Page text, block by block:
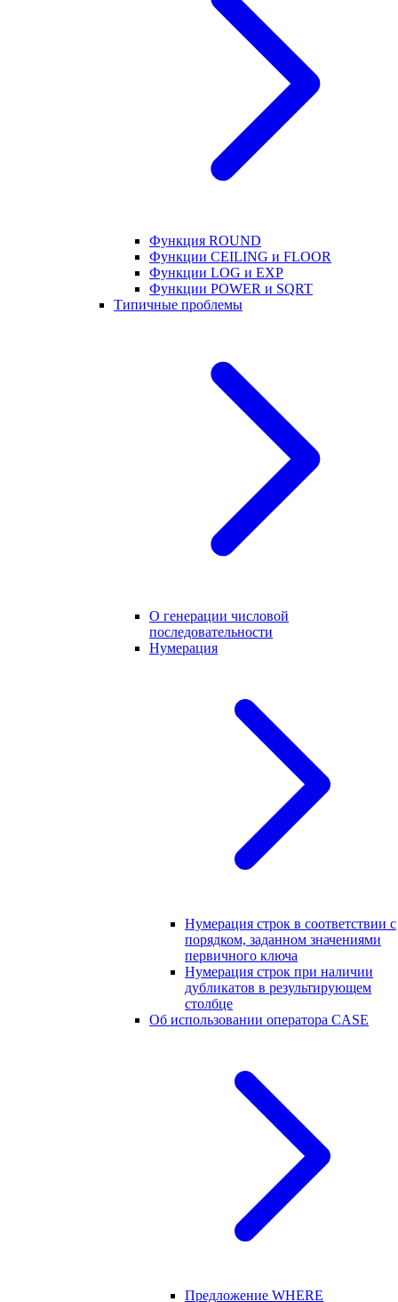
Функция ROUND
Функции CEILING и FLOOR
Функции LOG и EXP
Функции POWER и SQRT
Типичные проблемы
О генерации числовой
последовательности
Нумерация
Нумерация строк в соответствии с
порядком, заданном значениями
первичного ключа
Нумерация строк при наличии
дубликатов в результирующем
столбце
Об использовании оператора CASE
Предложение WHERE